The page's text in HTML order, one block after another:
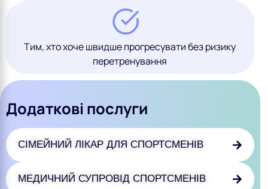
Тим, хто хоче швидше прогресувати без ризику
перетренування
Додаткові послуги
СІМЕЙНИЙ ЛІКАР ДЛЯ СПОРТСМЕНІВ
МЕДИЧНИЙ СУПРОВІД СПОРТСМЕНІВ